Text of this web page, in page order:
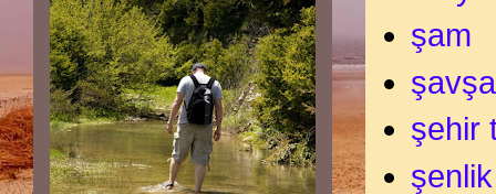
şam
şehir
şenlik